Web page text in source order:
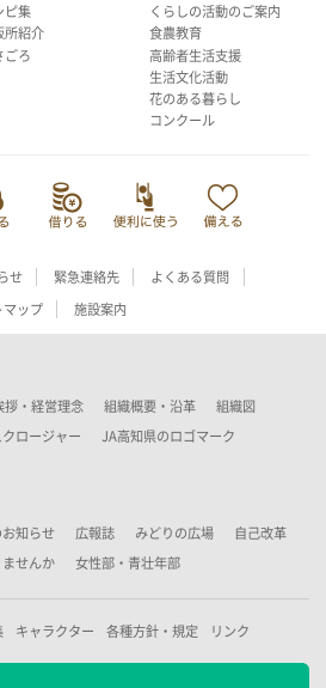
ピ集
所紹介
ごろ
くらしの活動のご案内
食農教育
高齢者生活支援
生活文化活動
花のある暮らし
コンクール
せ 緊急連絡先 よくある質問
マップ 施設案内
拶・経営理念 組織概要・沿革 組織図
ロージャー JA高知県のロゴマーク
知らせ 広報誌 みどりの広場 自己改革
せんか 女性部・青壮年部
キャラクター 各種方針・規定 リンク